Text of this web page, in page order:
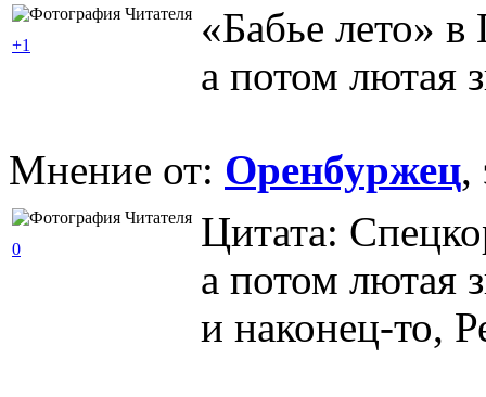
+1
«Бабье лето»
а потом лютая
Мнение от: Оренбуржец,
0
Цитата:
а потом лютая
и наконец-то,